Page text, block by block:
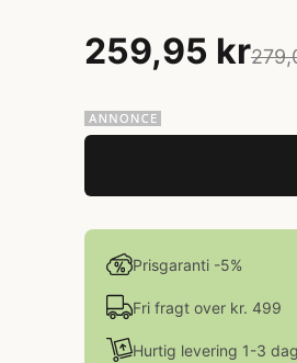
259,95 kr
Prisgaranti -5%
Fri fragt over kr. 499
Hurtig levering 1-3